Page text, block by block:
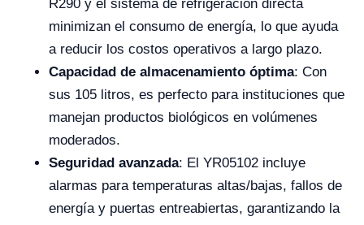
R290 y el sistema de refrigeración directa
minimizan el consumo de energía, lo que ayuda
a reducir los costos operativos a largo plazo.
Capacidad de almacenamiento óptima: Con
sus 105 litros, es perfecto para instituciones que
manejan productos biológicos en volúmenes
moderados.
Seguridad avanzada: El YR05102 incluye
alarmas para temperaturas altas/bajas, fallos de
energía y puertas entreabiertas, garantizando la